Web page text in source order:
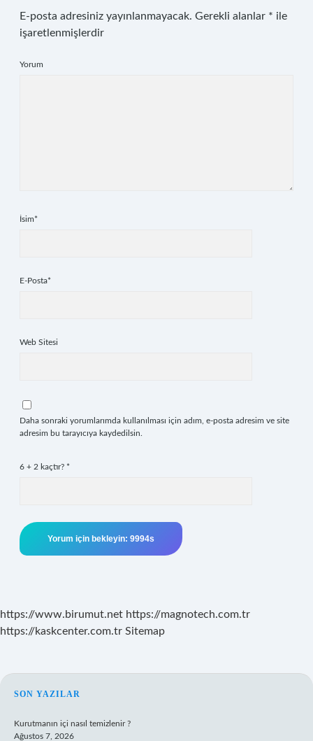
E-posta adresiniz yayınlanmayacak. Gerekli alanlar * ile
işaretlenmişlerdir
Yorum
İsim*
E-Posta*
Web Sitesi
Daha sonraki yorumlarımda kullanılması için adım, e-posta adresim ve site
adresim bu tarayıcıya kaydedilsin.
6 + 2 kaçtır? *
https://www.birumut.net https://magnotech.com.tr
https://kaskcenter.com.tr Sitemap
SIDEBAR
SON YAZILAR
Kurutmanın içi nasıl temizlenir ?
Ağustos 7, 2026